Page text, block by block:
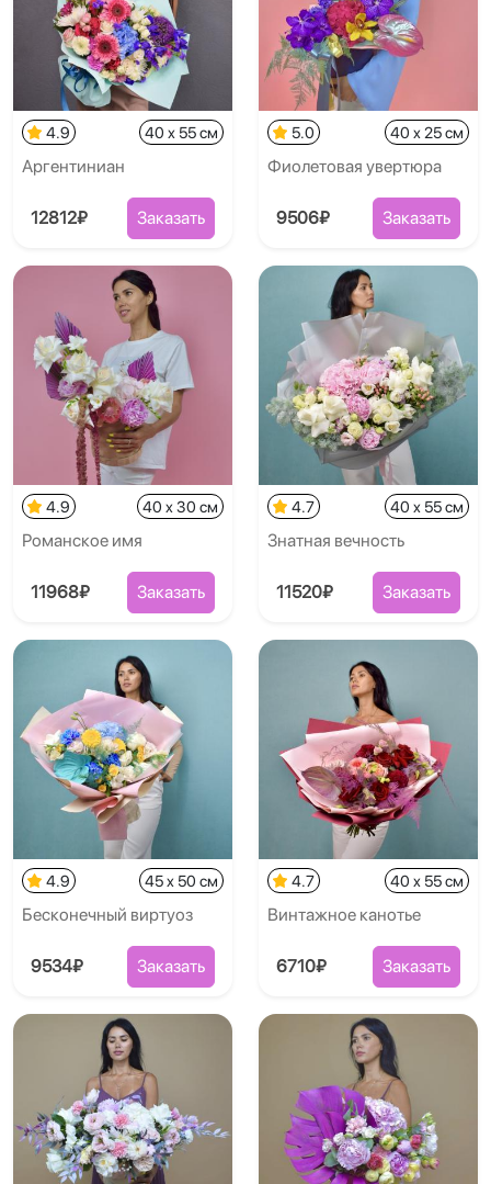
4.9 40 x 55 см
Аргентиниан
12812₽ Заказать
5.0 40 x 25 см
Фиолетовая увертюра
9506₽ Заказать
4.9 40 x 30 см
Романское имя
11968₽ Заказать
4.7 40 x 55 см
Знатная вечность
11520₽ Заказать
4.9 45 x 50 см
Бесконечный виртуоз
9534₽ Заказать
4.7 40 x 55 см
Винтажное канотье
6710₽ Заказать